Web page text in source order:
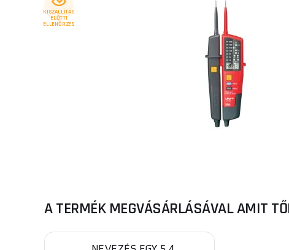
KISZÁLLÍTÁS
ELŐTTI
ELLENŐRZÉS
A TERMÉK MEGVÁSÁRLÁSÁVAL AMIT